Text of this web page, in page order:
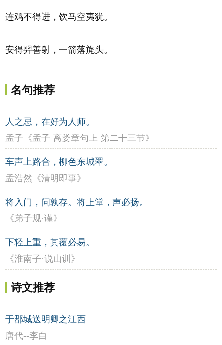
连鸡不得进，饮马空夷犹。
安得羿善射，一箭落旄头。
名句推荐
人之忌，在好为人师。
孟子《孟子·离娄章句上·第二十三节》
车声上路合，柳色东城翠。
孟浩然《清明即事》
将入门，问孰存。将上堂，声必扬。
《弟子规·谨》
下轻上重，其覆必易。
《淮南子·说山训》
诗文推荐
于郡城送明卿之江西
唐代--李白